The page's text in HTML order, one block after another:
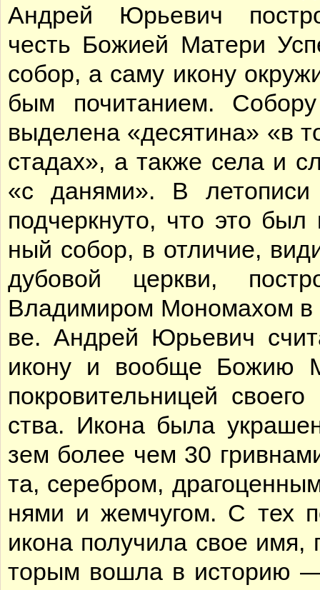
Ан­дрей Юрье­вич
честь Бо­жи­ей Ма­те­ри
со­бор, а са­му ико­ну
бым по­чи­та­ни­ем.
вы­де­ле­на «де­ся­ти­на» «в
ста­дах», а так­же се­ла и
«с да­ня­ми». В ле­то­пи­си
под­черк­ну­то, что это
ный со­бор, в от­ли­чие,
ду­бо­вой церк­ви,
Вла­ди­ми­ром Мо­но­ма­хом
ве. Ан­дрей Юрье­вич
ико­ну и во­об­ще Бо­жию
по­кро­ви­тель­ни­цей
ства. Ико­на бы­ла
зем бо­лее чем 30
та, се­реб­ром,
ня­ми и жем­чу­гом. С тех
ико­на по­лу­чи­ла свое имя,
то­рым во­шла в ис­то­рию